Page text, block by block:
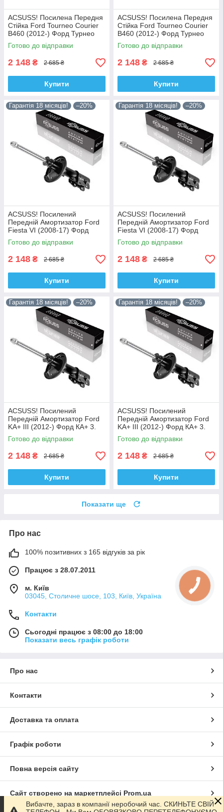
ACSUSS! Посилена Передня
Стійка Ford Tourneo Courier
B460 (2012-) Форд Турнео
Курєр Б460. Ліва. 335829 ,
3348057 Корея!
Готово до відправки
2 148 ₴ 2 685 ₴
Купити
ACSUSS! Посилена Передня
Стійка Ford Tourneo Courier
B460 (2012-) Форд Турнео
Курєр Б460. Права. 335830 ,
3348056 Корея!
Готово до відправки
2 148 ₴ 2 685 ₴
Купити
Гарантія 18 місяців! –20%
ACSUSS! Посилений
Передній Амортизатор Ford
Fiesta VI (2008-17) Форд
Фіеста VI. Лівий. 335829 ,
3348057 Корея!
Готово до відправки
2 148 ₴ 2 685 ₴
Купити
Гарантія 18 місяців! –20%
ACSUSS! Посилений
Передній Амортизатор Ford
Fiesta VI (2008-17) Форд
Фіеста VI. Правий. 335830 ,
3348056 Корея!
Готово до відправки
2 148 ₴ 2 685 ₴
Купити
Гарантія 18 місяців! –20%
ACSUSS! Посилений
Передній Амортизатор Ford
KA+ III (2012-) Форд КА+ 3.
Лівий. 335829 , 3348057
Корея!
Готово до відправки
2 148 ₴ 2 685 ₴
Купити
Гарантія 18 місяців! –20%
ACSUSS! Посилений
Передній Амортизатор Ford
KA+ III (2012-) Форд КА+ 3.
Правий. 335830 , 3348056
Корея!
Готово до відправки
2 148 ₴ 2 685 ₴
Купити
Показати ще
Про нас
100% позитивних з 165 відгуків за рік
Працює з 28.07.2011
м. Київ
03045, Столичне шосе, 103, Київ, Україна
Контакти
Сьогодні працює з 08:00 до 18:00
Показати весь графік роботи
Про нас
Контакти
Доставка та оплата
Графік роботи
Повна версія сайту
Сайт створено на маркетплейсі Prom.ua
Вибачте, зараз в компанії неробочий час. СКИНЬТЕ СВІЙ